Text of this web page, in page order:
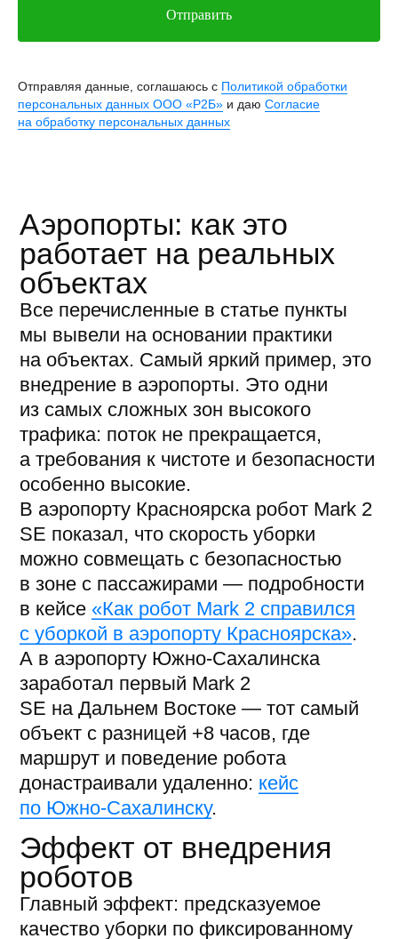
Отправить
Отправляя данные, соглашаюсь с Политикой обработки
персональных данных ООО «Р2Б» и даю Согласие
на обработку персональных данных